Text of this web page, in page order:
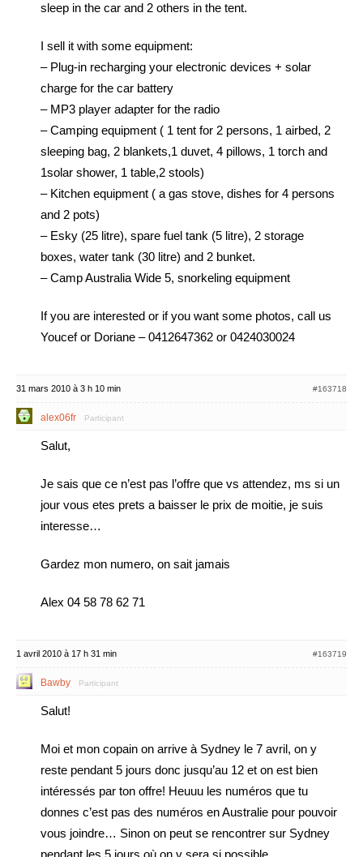
sleep in the car and 2 others in the tent.
I sell it with some equipment:
– Plug-in recharging your electronic devices + solar
charge for the car battery
– MP3 player adapter for the radio
– Camping equipment ( 1 tent for 2 persons, 1 airbed, 2
sleeping bag, 2 blankets,1 duvet, 4 pillows, 1 torch and
1solar shower, 1 table,2 stools)
– Kitchen equipment ( a gas stove, dishes for 4 persons
and 2 pots)
– Esky (25 litre), spare fuel tank (5 litre), 2 storage
boxes, water tank (30 litre) and 2 bunket.
– Camp Australia Wide 5, snorkeling equipment
If you are interested or if you want some photos, call us
Youcef or Doriane – 0412647362 or 0424030024
31 mars 2010 à 3 h 10 min #163718
alex06fr Participant
Salut,
Je sais que ce n’est pas l’offre que vs attendez, ms si un
jour vous etes prets a baisser le prix de moitie, je suis
interesse…
Gardez mon numero, on sait jamais
Alex 04 58 78 62 71
1 avril 2010 à 17 h 31 min #163719
Bawby Participant
Salut!
Moi et mon copain on arrive à Sydney le 7 avril, on y
reste pendant 5 jours donc jusqu’au 12 et on est bien
intéressés par ton offre! Heuuu les numéros que tu
donnes c’est pas des numéros en Australie pour pouvoir
vous joindre… Sinon on peut se rencontrer sur Sydney
pendant les 5 jours où on y sera si possible…